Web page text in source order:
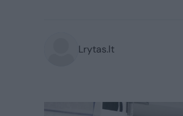
Lrytas.lt